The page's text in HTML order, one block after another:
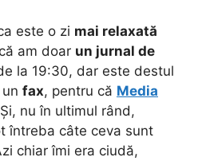
este o zi mai relaxată
am doar un jurnal de
la 19:30, dar este destul
fax, pentru că Media
nu în ultimul rând,
întreba câte ceva sunt
chiar îmi era ciudă,